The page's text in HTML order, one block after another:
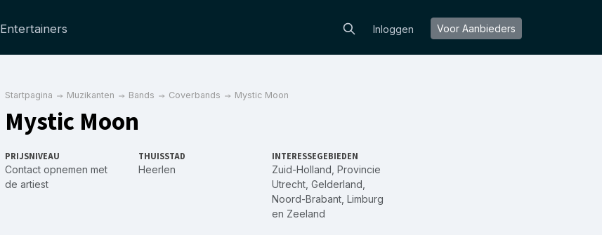
Entertainers Inloggen Voor Aanbieders
Startpagina Muzikanten Bands Coverbands Mystic Moon
Mystic Moon
PRIJSNIVEAU
Contact opnemen met
de artiest
THUISSTAD
Heerlen
INTERESSEGEBIEDEN
Zuid-Holland Provincie
Utrecht Gelderland
Noord-Brabant Limburg
en Zeeland